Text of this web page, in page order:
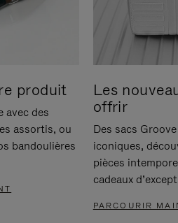
produit
avec des
assortis, ou
bandoulières
Les
offrir
Des sacs
iconiques,
pièces
cadeaux
PARCOURIR